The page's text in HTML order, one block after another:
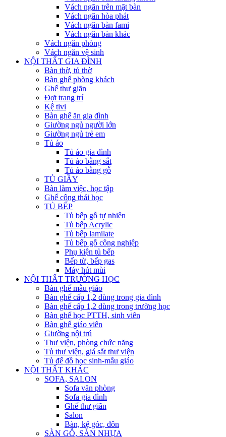
Vách ngăn trên mặt bàn
Vách ngăn hòa phát
Vách ngăn bàn fami
Vách ngăn bàn khác
Vách ngăn phòng
Vách ngăn vệ sinh
NỘI THẤT GIA ĐÌNH
Bàn thờ, tủ thờ
Bàn ghế phòng khách
Ghế thư giãn
Đợt trang trí
Kệ tivi
Bàn ghế ăn gia đình
Giường ngủ người lớn
Giường ngủ trẻ em
Tủ áo
Tủ áo gia đình
Tủ áo bằng sắt
Tủ áo bằng gỗ
TỦ GIẦY
Bàn làm việc, học tập
Ghế công thái học
TỦ BẾP
Tủ bếp gỗ tự nhiên
Tủ bếp Acrylic
Tủ bếp lamilate
Tủ bếp gỗ công nghiệp
Phụ kiện tủ bếp
Bếp từ, bếp gas
Máy hút mùi
NỘI THẤT TRƯỜNG HỌC
Bàn ghế mẫu giáo
Bàn ghế cấp 1,2 dùng trong gia đình
Bàn ghế cấp 1,2 dùng trong trường học
Bàn ghế học PTTH, sinh viên
Bàn ghế giáo viên
Giường nội trú
Thư viện, phòng chức năng
Tủ thư viện, giá sắt thư viện
Tủ để đồ học sinh-mẫu giáo
NỘI THẤT KHÁC
SOFA, SALON
Sofa văn phòng
Sofa gia đình
Ghế thư giãn
Salon
Bàn, kệ góc, đôn
SÀN GỖ, SÀN NHỰA